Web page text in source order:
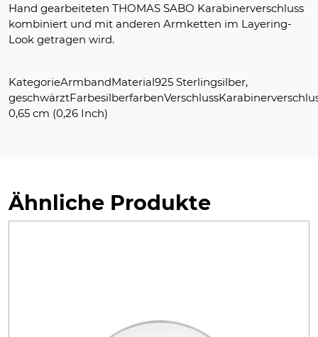
Hand gearbeiteten THOMAS SABO Karabinerverschluss
kombiniert und mit anderen Armketten im Layering-
Look getragen wird.
KategorieArmbandMaterial925 Sterlingsilber,
0,65 cm (0,26 Inch)
Ähnliche Produkte